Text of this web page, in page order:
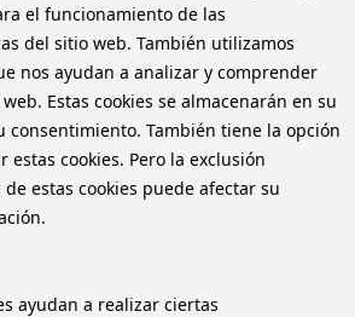
el funcionamiento de las
del sitio web. También utilizamos
nos ayudan a analizar y comprender
Estas cookies se almacenarán en su
consentimiento. También tiene la opción
cookies. Pero la exclusión
estas cookies puede afectar su
ayudan a realizar ciertas